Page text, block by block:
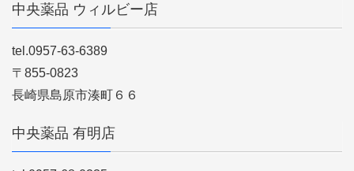
中央薬品 ウィルビー店
tel.0957-63-6389
〒855-0823
長崎県島原市湊町６６
中央薬品 有明店